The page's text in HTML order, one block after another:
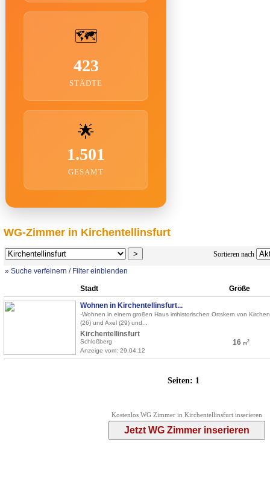
🗺️
423
STÄDTE
🌟
1.501
GESAMT
WG-Zimmer in Kirchentellinsfurt
Sortieren nach
» Suche verfeinern / Filter einblenden
Stadt
Größe
Wohnen in Kirchentellinsfurt...
-Wohnen in einem großen Haus imhistorischen Ortskern von
(26) und Axel (29) und...
Kirchentellinsfurt
Schloßberg
Anzeige vom: 29.04.12
16 m2
Seiten: 1
Kostenlos WG Zimmer in Kirchentellinsfurt inserieren